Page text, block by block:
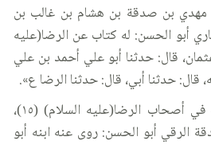
مهدي بن صدقة بن هشام بن غالب بن
أبو الحسن: له كتاب عن الرضا(عليه
قال: حدثنا أبو علي أحمد بن علي
قال: حدثنا أبي، قال: حدثنا الرضا ع».
وعده الشيخ في رجاله في أصحاب الرضا(عليه السلام) (١٥)،
الرقي أبو الحسن: روى عنه ابنه أبو